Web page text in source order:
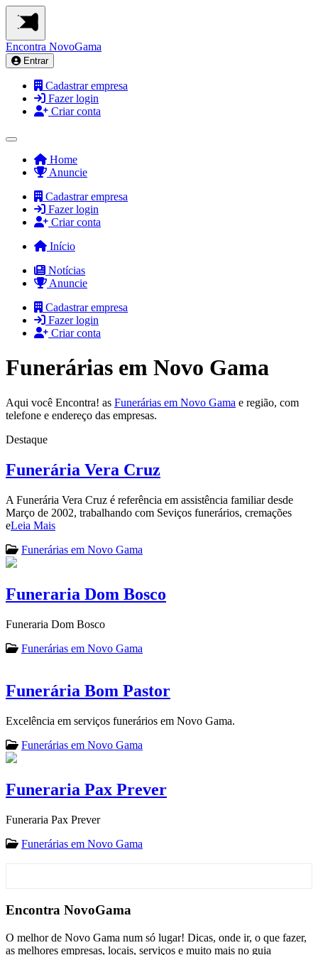
Encontra NovoGama
Entrar
Cadastrar empresa
Fazer login
Criar conta
Home
Anuncie
Cadastrar empresa
Fazer login
Criar conta
Início
Notícias
Anuncie
Cadastrar empresa
Fazer login
Criar conta
Funerárias em Novo Gama
Aqui você Encontra! as Funerárias em Novo Gama e região, com
telefone e endereço das empresas.
Destaque
Funerária Vera Cruz
A Funerária Vera Cruz é referência em assistência familiar desde
Março de 2002, trabalhando com Seviços funerários, cremações
eLeia Mais
Funerárias em Novo Gama
Funeraria Dom Bosco
Funeraria Dom Bosco
Funerárias em Novo Gama
Funerária Bom Pastor
Excelência em serviços funerários em Novo Gama.
Funerárias em Novo Gama
Funeraria Pax Prever
Funeraria Pax Prever
Funerárias em Novo Gama
Encontra NovoGama
O melhor de Novo Gama num só lugar! Dicas, onde ir, o que fazer,
as melhores empresas, locais, serviços e muito mais no guia